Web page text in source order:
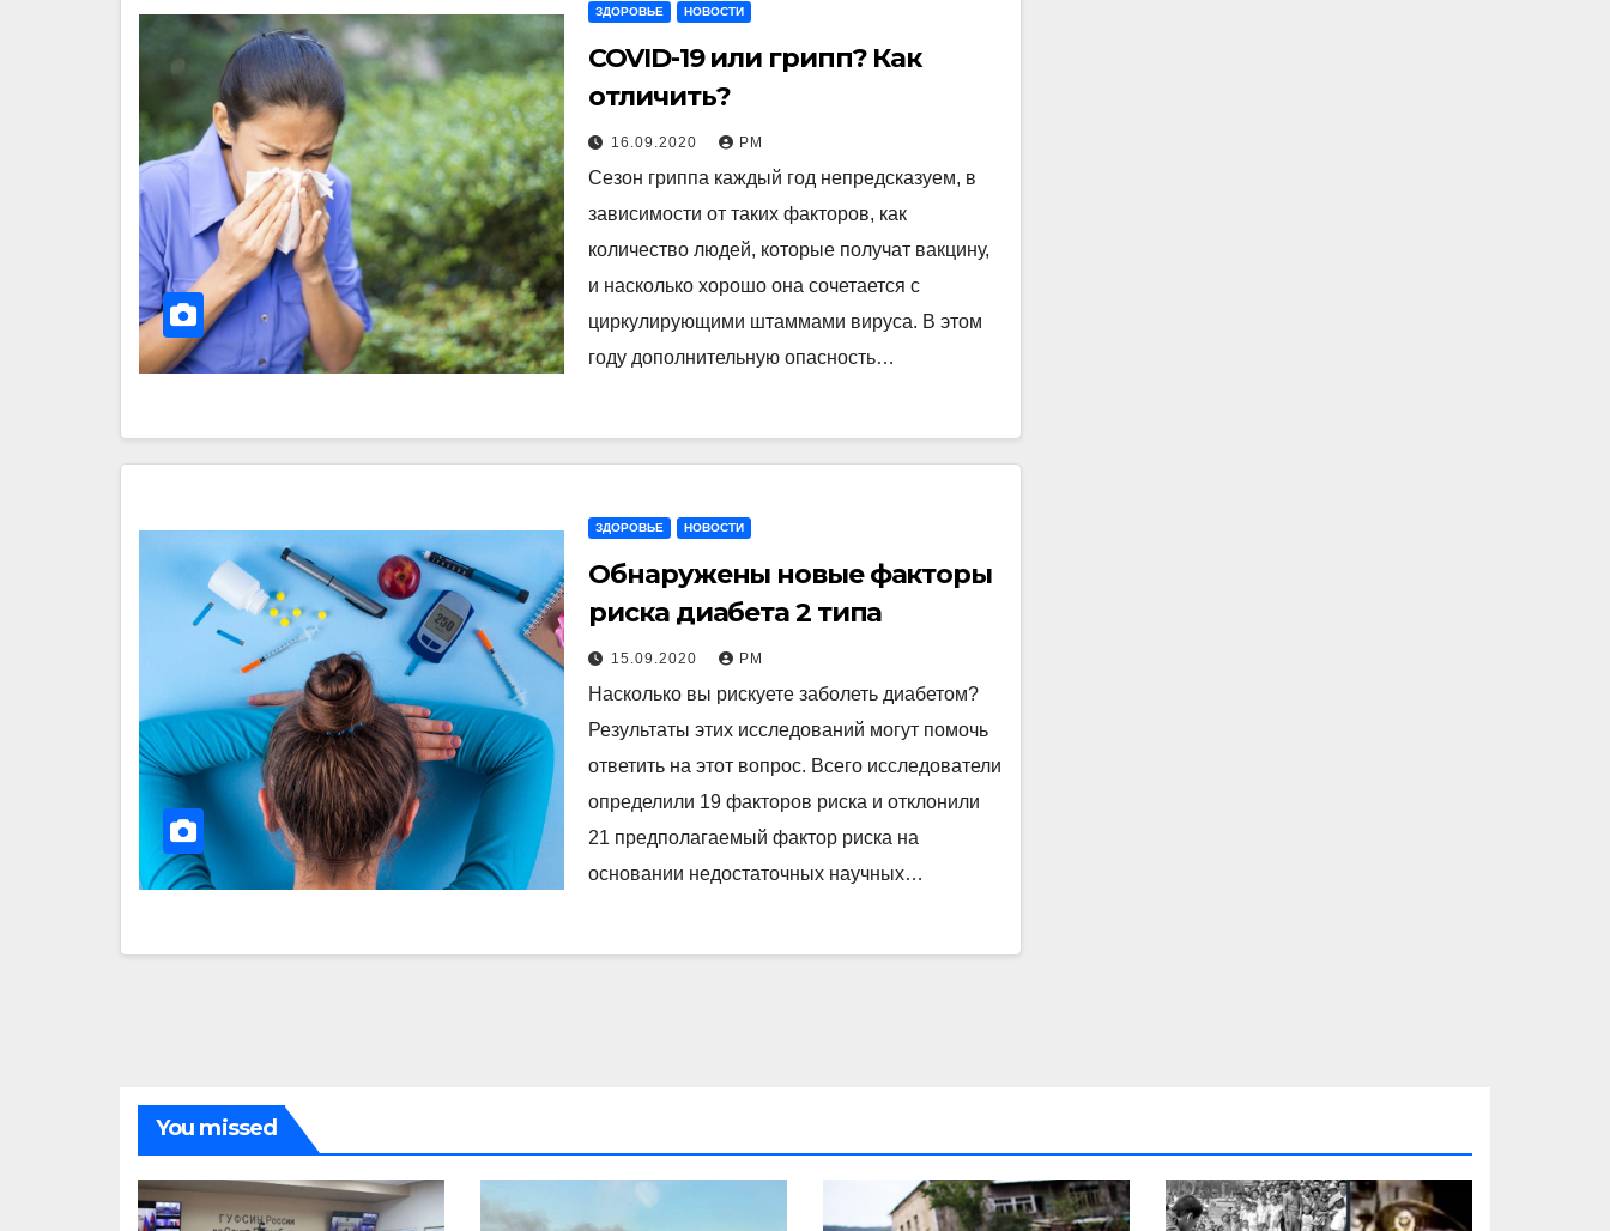
ЗДОРОВЬЕ НОВОСТИ
COVID-19 или грипп? Как
отличить?
16.09.2020 РМ
Сезон гриппа каждый год непредсказуем, в
зависимости от таких факторов, как
количество людей, которые получат вакцину,
и насколько хорошо она сочетается с
циркулирующими штаммами вируса. В этом
году дополнительную опасность…
ЗДОРОВЬЕ НОВОСТИ
Обнаружены новые факторы
риска диабета 2 типа
15.09.2020 РМ
Насколько вы рискуете заболеть диабетом?
Результаты этих исследований могут помочь
ответить на этот вопрос. Всего исследователи
определили 19 факторов риска и отклонили
21 предполагаемый фактор риска на
основании недостаточных научных…
You missed